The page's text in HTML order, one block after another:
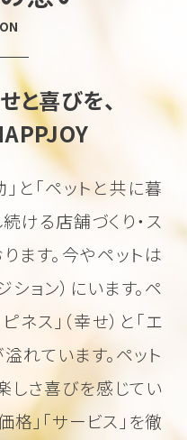
と喜びを、
と「ペットと共に暮
ける店舗づくり・ス
ます。 今やペットは
ョン）にいます。ペ
ネス」（幸せ）と「エ
溢れています。ペット
しさ喜びを感じてい
格」「サービス」を徹